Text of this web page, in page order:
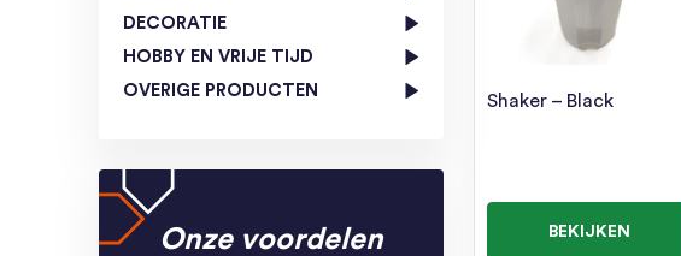
DECORATIE
HOBBY EN VRIJE TIJD
OVERIGE PRODUCTEN
Onze voordelen
Shaker – Black
BEKIJKEN